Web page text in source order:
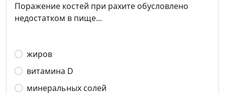
Поражение костей при рахите обусловлено
недостатком в пище...
жиров
витамина D
минеральных солей